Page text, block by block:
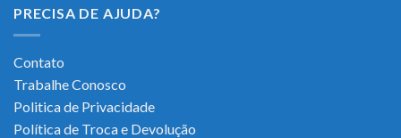
PRECISA DE AJUDA?
Contato
Trabalhe Conosco
Politica de Privacidade
Política de Troca e Devolução